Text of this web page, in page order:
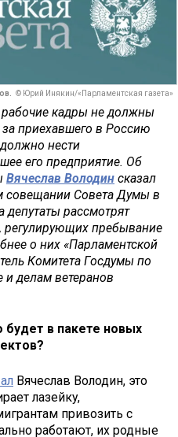
© Юрий Инякин/«Парламентская газета»
кадры не должны
приехавшего в Россию
нести
его предприятие. Об
Вячеслав Володин сказал
совещании Совета Думы в
депутаты рассмотрят
регулирующих пребывание
о них «Парламентской
Комитета Госдумы по
и делам ветеранов
будет в пакете новых
Вячеслав Володин, это
лазейку,
привозить с
работают, их родные